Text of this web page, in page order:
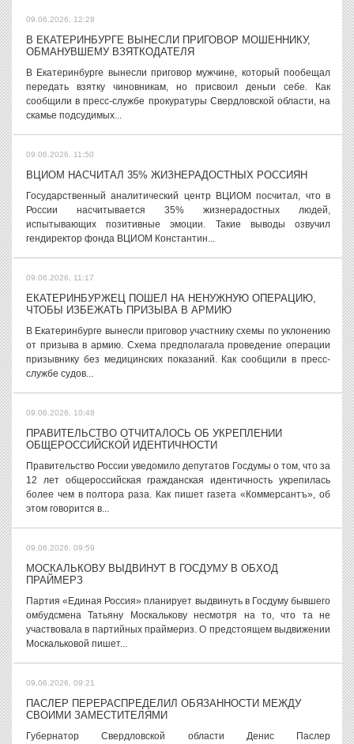
09.06.2026, 12:28
В ЕКАТЕРИНБУРГЕ ВЫНЕСЛИ ПРИГОВОР МОШЕННИКУ,
ОБМАНУВШЕМУ ВЗЯТКОДАТЕЛЯ
В Екатеринбурге вынесли приговор мужчине, который пообещал
передать взятку чиновникам, но присвоил деньги себе. Как
сообщили в пресс-службе прокуратуры Свердловской области, на
скамье подсудимых...
09.06.2026, 11:50
ВЦИОМ НАСЧИТАЛ 35% ЖИЗНЕРАДОСТНЫХ РОССИЯН
Государственный аналитический центр ВЦИОМ посчитал, что в
России насчитывается 35% жизнерадостных людей,
испытывающих позитивные эмоции. Такие выводы озвучил
гендиректор фонда ВЦИОМ Константин...
09.06.2026, 11:17
ЕКАТЕРИНБУРЖЕЦ ПОШЕЛ НА НЕНУЖНУЮ ОПЕРАЦИЮ,
ЧТОБЫ ИЗБЕЖАТЬ ПРИЗЫВА В АРМИЮ
В Екатеринбурге вынесли приговор участнику схемы по уклонению
от призыва в армию. Схема предполагала проведение операции
призывнику без медицинских показаний. Как сообщили в пресс-
службе судов...
09.06.2026, 10:48
ПРАВИТЕЛЬСТВО ОТЧИТАЛОСЬ ОБ УКРЕПЛЕНИИ
ОБЩЕРОССИЙСКОЙ ИДЕНТИЧНОСТИ
Правительство России уведомило депутатов Госдумы о том, что за
12 лет общероссийская гражданская идентичность укрепилась
более чем в полтора раза. Как пишет газета «Коммерсантъ», об
этом говорится в...
09.06.2026, 09:59
МОСКАЛЬКОВУ ВЫДВИНУТ В ГОСДУМУ В ОБХОД
ПРАЙМЕРЗ
Партия «Единая Россия» планирует выдвинуть в Госдуму бывшего
омбудсмена Татьяну Москалькову несмотря на то, что та не
участвовала в партийных праймериз. О предстоящем выдвижении
Москальковой пишет...
09.06.2026, 09:21
ПАСЛЕР ПЕРЕРАСПРЕДЕЛИЛ ОБЯЗАННОСТИ МЕЖДУ
СВОИМИ ЗАМЕСТИТЕЛЯМИ
Губернатор Свердловской области Денис Паслер